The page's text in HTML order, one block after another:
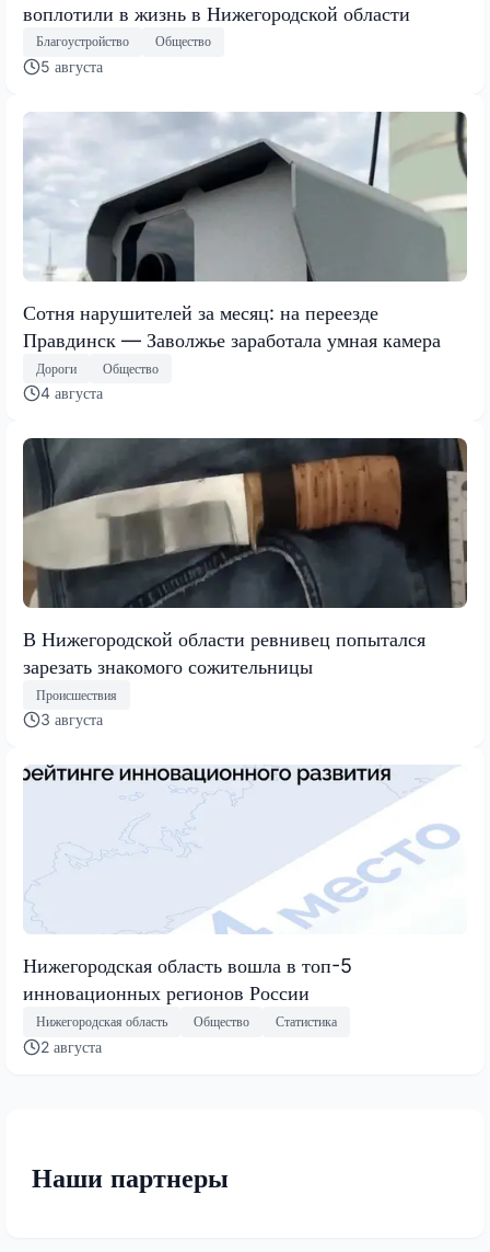
воплотили в жизнь в Нижегородской области
Благоустройство Общество
5 августа
Сотня нарушителей за месяц: на переезде
Правдинск — Заволжье заработала умная камера
Дороги Общество
4 августа
В Нижегородской области ревнивец попытался
зарезать знакомого сожительницы
Происшествия
3 августа
Нижегородская область вошла в топ-5
инновационных регионов России
Нижегородская область Общество Статистика
2 августа
Наши партнеры